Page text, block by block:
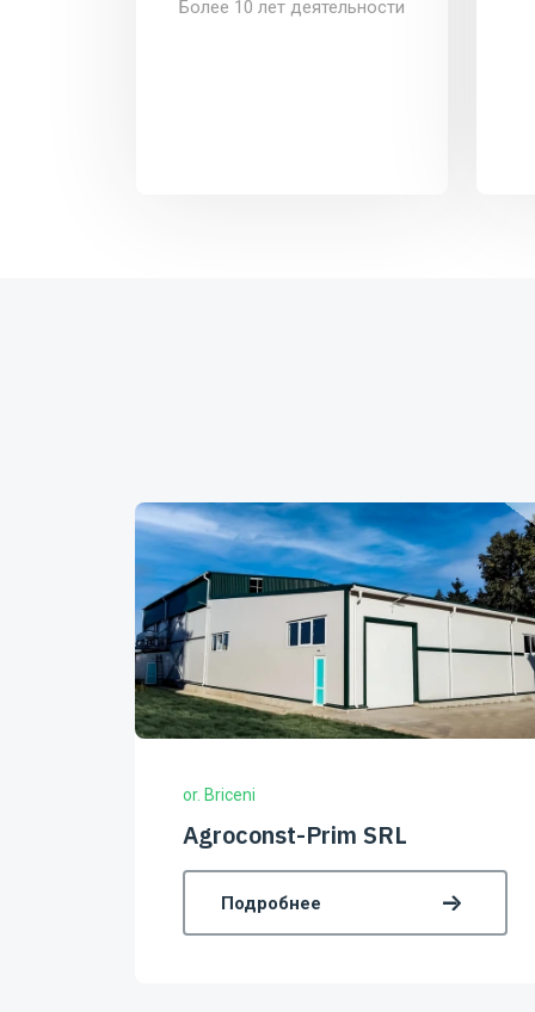
Более 10 лет деятельности
Burlacu-Fruct CÎ
s.Burlacu, r-l Cahu
Burlacu-Fruct CÎ
Подробнее